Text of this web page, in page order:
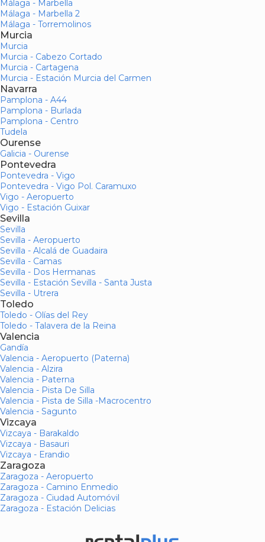
Málaga - Marbella
Málaga - Marbella 2
Málaga - Torremolinos
Murcia
Murcia
Murcia - Cabezo Cortado
Murcia - Cartagena
Murcia - Estación Murcia del Carmen
Navarra
Pamplona - A44
Pamplona - Burlada
Pamplona - Centro
Tudela
Ourense
Galicia - Ourense
Pontevedra
Pontevedra - Vigo
Pontevedra - Vigo Pol. Caramuxo
Vigo - Aeropuerto
Vigo - Estación Guixar
Sevilla
Sevilla
Sevilla - Aeropuerto
Sevilla - Alcalá de Guadaira
Sevilla - Camas
Sevilla - Dos Hermanas
Sevilla - Estación Sevilla - Santa Justa
Sevilla - Utrera
Toledo
Toledo - Olías del Rey
Toledo - Talavera de la Reina
Valencia
Gandía
Valencia - Aeropuerto (Paterna)
Valencia - Alzira
Valencia - Paterna
Valencia - Pista De Silla
Valencia - Pista de Silla -Macrocentro
Valencia - Sagunto
Vizcaya
Vizcaya - Barakaldo
Vizcaya - Basauri
Vizcaya - Erandio
Zaragoza
Zaragoza - Aeropuerto
Zaragoza - Camino Enmedio
Zaragoza - Ciudad Automóvil
Zaragoza - Estación Delicias